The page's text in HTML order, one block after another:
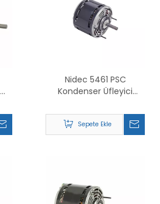
Nidec 5461 PSC
Kondenser Üfleyici
Sepete Ekle